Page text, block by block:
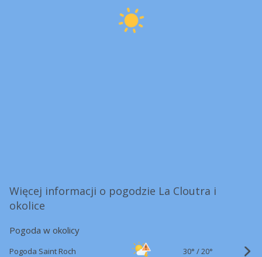
Więcej informacji o pogodzie La Cloutra i
okolice
Pogoda w okolicy
Pogoda Saint Roch 30° /20°